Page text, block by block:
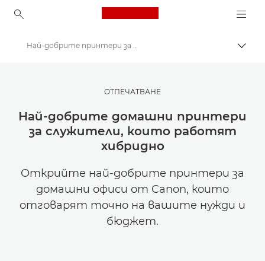
Canon Logo, back to
Вдъхновете се | Съвети за фотография и печат и ръководства за купувача
Съвети и техники за фотография и печат
Най-добрите принтери за домашния офис
ОТПЕЧАТВАНЕ
Най-добрите домашни принтери
за служители, които работят
хибридно
Открийте най-добрите принтери за
домашни офиси от Canon, които
отговарят точно на вашите нужди и
бюджет.